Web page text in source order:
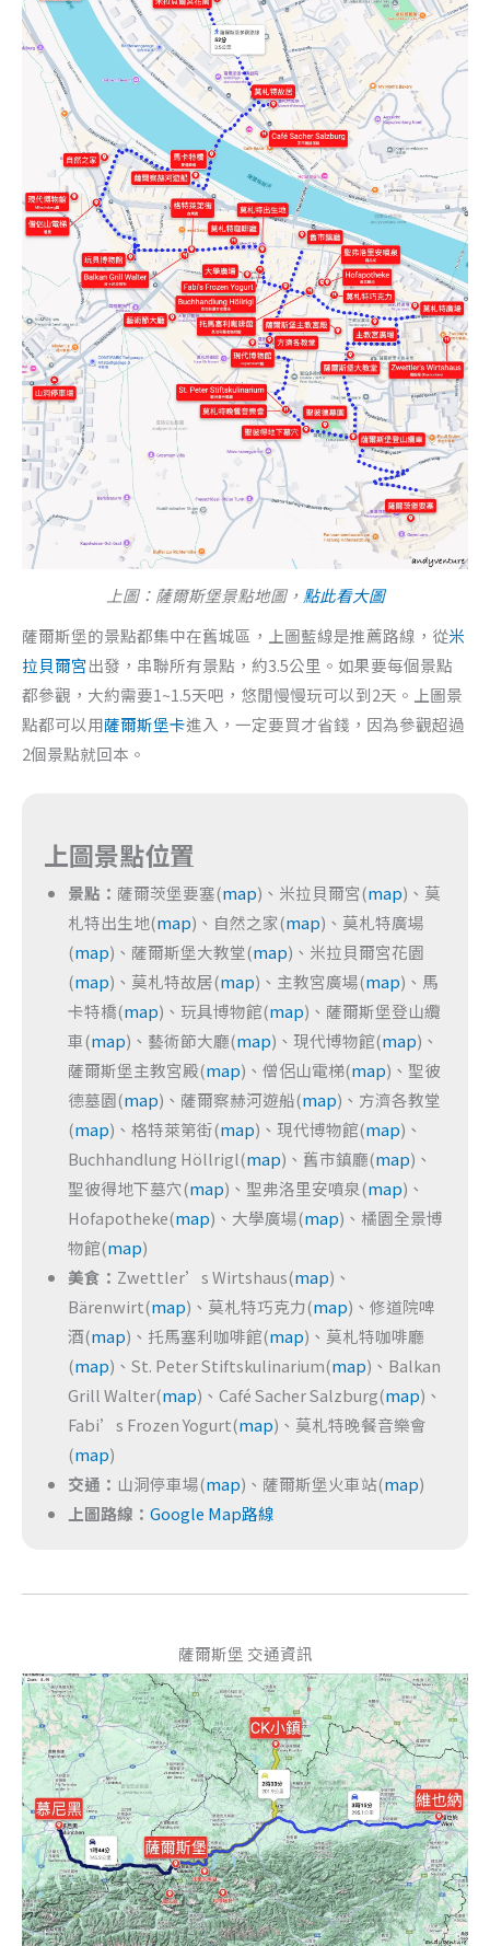
上圖：薩爾斯堡景點地圖， 點此看大圖
薩爾斯堡的景點都集中在舊城區，上圖藍線是推薦路線，從米
拉貝爾宮出發，串聯所有景點，約3.5公里。如果要每個景點
都參觀，大約需要1~1.5天吧，悠閒慢慢玩可以到2天。上圖景
點都可以用薩爾斯堡卡進入，一定要買才省錢，因為參觀超過
2個景點就回本。
上圖景點位置
景點： 薩爾茨堡要塞(map)、米拉貝爾宮(map)、莫
札特出生地(map)、自然之家(map)、莫札特廣場
(map)、薩爾斯堡大教堂(map)、米拉貝爾宮花園
(map)、莫札特故居(map)、主教宮廣場(map)、馬
卡特橋(map)、玩具博物館(map)、薩爾斯堡登山纜
車(map)、藝術節大廳(map)、現代博物館(map)、
薩爾斯堡主教宮殿(map)、僧侶山電梯(map)、聖彼
德墓園(map)、薩爾察赫河遊船(map)、方濟各教堂
(map)、格特萊第街(map)、現代博物館(map)、
Buchhandlung Höllrigl(map)、舊市鎮廳(map)、
聖彼得地下墓穴(map)、聖弗洛里安噴泉(map)、
Hofapotheke(map)、大學廣場(map)、橘園全景博
物館(map)
美食： Zwettler’s Wirtshaus(map)、
Bärenwirt(map)、莫札特巧克力(map)、修道院啤
酒(map)、托馬塞利咖啡館(map)、莫札特咖啡廳
(map)、St. Peter Stiftskulinarium(map)、Balkan
Grill Walter(map)、Café Sacher Salzburg(map)、
Fabi’s Frozen Yogurt(map)、莫札特晚餐音樂會
(map)
交通： 山洞停車場(map)、薩爾斯堡火車站(map)
上圖路線： Google Map路線
薩爾斯堡 交通資訊